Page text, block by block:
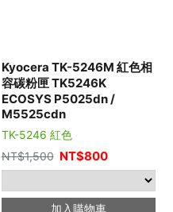
Kyocera TK-5246M 紅色相
容碳粉匣 TK5246K
ECOSYS P5025dn /
M5525cdn
TK-5246 紅色
NT$1,500 NT$800
加入購物車